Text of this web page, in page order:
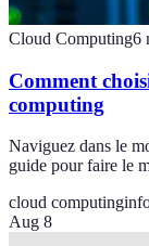
Cloud Computing6
Comment
computing
Naviguez dans le
guide pour faire le
cloud computing
Aug 8